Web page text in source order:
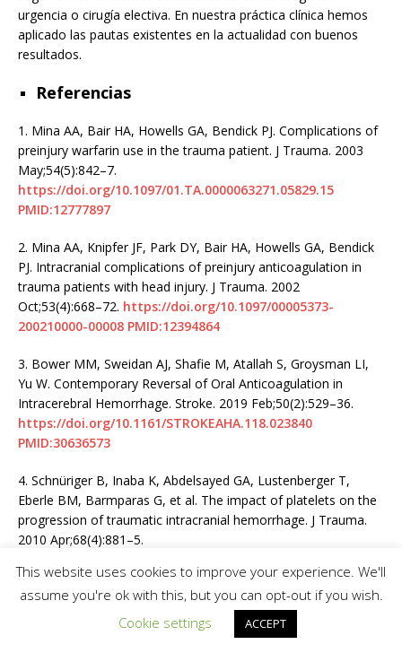
urgencia o cirugía electiva. En nuestra práctica clínica hemos
aplicado las pautas existentes en la actualidad con buenos
resultados.
Referencias
1. Mina AA, Bair HA, Howells GA, Bendick PJ. Complications of
preinjury warfarin use in the trauma patient. J Trauma. 2003
May;54(5):842–7.
https://doi.org/10.1097/01.TA.0000063271.05829.15
PMID:12777897
2. Mina AA, Knipfer JF, Park DY, Bair HA, Howells GA, Bendick
PJ. Intracranial complications of preinjury anticoagulation in
trauma patients with head injury. J Trauma. 2002
Oct;53(4):668–72. https://doi.org/10.1097/00005373-
200210000-00008 PMID:12394864
3. Bower MM, Sweidan AJ, Shafie M, Atallah S, Groysman LI,
Yu W. Contemporary Reversal of Oral Anticoagulation in
Intracerebral Hemorrhage. Stroke. 2019 Feb;50(2):529–36.
https://doi.org/10.1161/STROKEAHA.118.023840
PMID:30636573
4. Schnüriger B, Inaba K, Abdelsayed GA, Lustenberger T,
Eberle BM, Barmparas G, et al. The impact of platelets on the
progression of traumatic intracranial hemorrhage. J Trauma.
2010 Apr;68(4):881–5.
PMID:20386283
Kuramatsu JB, Gerner ST, Schellinger PD, Glahn J, Endres M,
Sobesky J, et al. Anticoagulant reversal, blood pressure levels,
This website uses cookies to improve your experience. We'll
assume you're ok with this, but you can opt-out if you wish.
Cookie settings
ACCEPT